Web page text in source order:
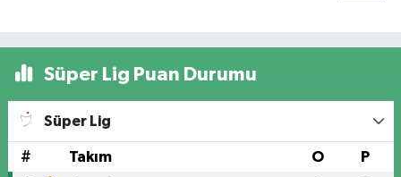
Süper Lig Puan Durumu
Süper Lig
# Takım O P